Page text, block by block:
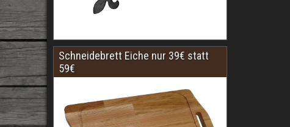
Schneidebrett Eiche nur 39€ statt
59€